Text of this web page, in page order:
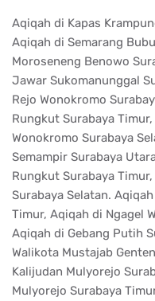
Aqiqah di Kapas
Aqiqah di Semarang
Moroseneng Benowo
Jawar Sukomanunggal
Rejo Wonokromo
Rungkut Surabaya
Wonokromo Surabaya
Semampir Surabaya
Rungkut Surabaya
Surabaya Selatan.
Timur, Aqiqah di Ngagel
Aqiqah di Gebang Putih
Walikota Mustajab
Kalijudan Mulyorejo
Mulyorejo Surabaya